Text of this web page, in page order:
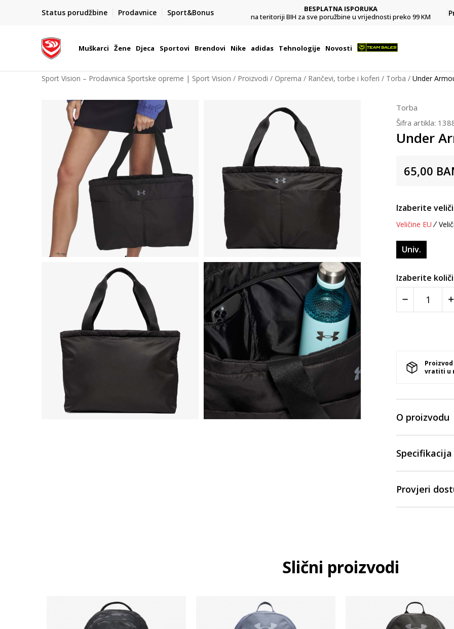
Status porudžbine Prodavnice Sport&Bonus
POZOVITE NAS NA : 055/490-400
Pon-Pet od 9h - 16h
BESPLATNA ISPORUKA
na teritoriji BIH za sve poružbine u vrijednosti preko 99 KM
Muškarci Žene Djeca Sportovi Brendovi Nike adidas Tehnologije Novosti
Sport Vision – Prodavnica Sportske opreme | Sport Vision Proizvodi Oprema Rančevi, torbe i koferi Torba Under
Torba
Šifra artikla:
Under
65,00
Izaberite
Veličine EU
Univ.
Izaberite
vratiti u
O proizvodu
Specifikacija
Provjeri
Slični proizvodi